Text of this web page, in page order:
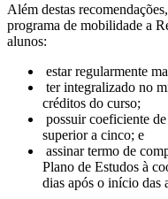
Além destas
programa de mobilidade a
alunos:
estar regularmente
ter integralizado no
créditos do curso;
possuir coeficiente
superior a cinco; e
assinar termo de
Plano de Estudos à
dias após o início das